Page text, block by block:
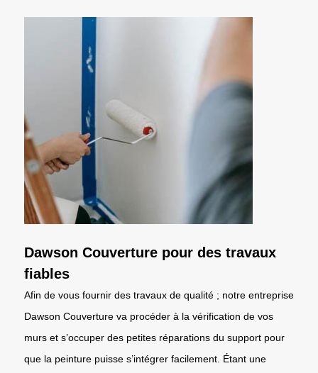
Dawson Couverture pour des travaux
fiables
Afin de vous fournir des travaux de qualité ; notre entreprise
Dawson Couverture va procéder à la vérification de vos
murs et s’occuper des petites réparations du support pour
que la peinture puisse s’intégrer facilement. Étant une